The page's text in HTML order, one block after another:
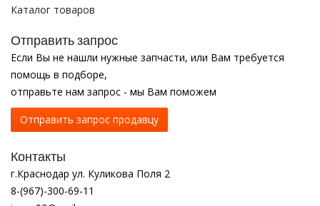
Каталог товаров
Отправить запрос
Если Вы не нашли нужные запчасти, или Вам требуется
помощь в подборе,
отправьте нам запрос - мы Вам поможем
Отправить запрос продавцу
Контакты
г.Краснодар ул. Куликова Поля 2
8-(967)-300-69-11